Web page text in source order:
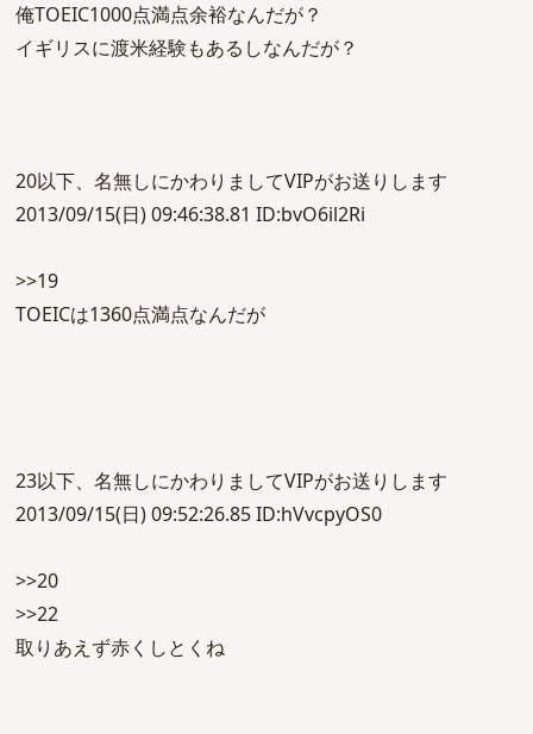
俺TOEIC1000点満点余裕なんだが？
イギリスに渡米経験もあるしなんだが？
20以下、名無しにかわりましてVIPがお送りします
2013/09/15(日) 09:46:38.81 ID:bvO6il2Ri
>>19
TOEICは1360点満点なんだが
23以下、名無しにかわりましてVIPがお送りします
2013/09/15(日) 09:52:26.85 ID:hVvcpyOS0
>>20
>>22
取りあえず赤くしとくね